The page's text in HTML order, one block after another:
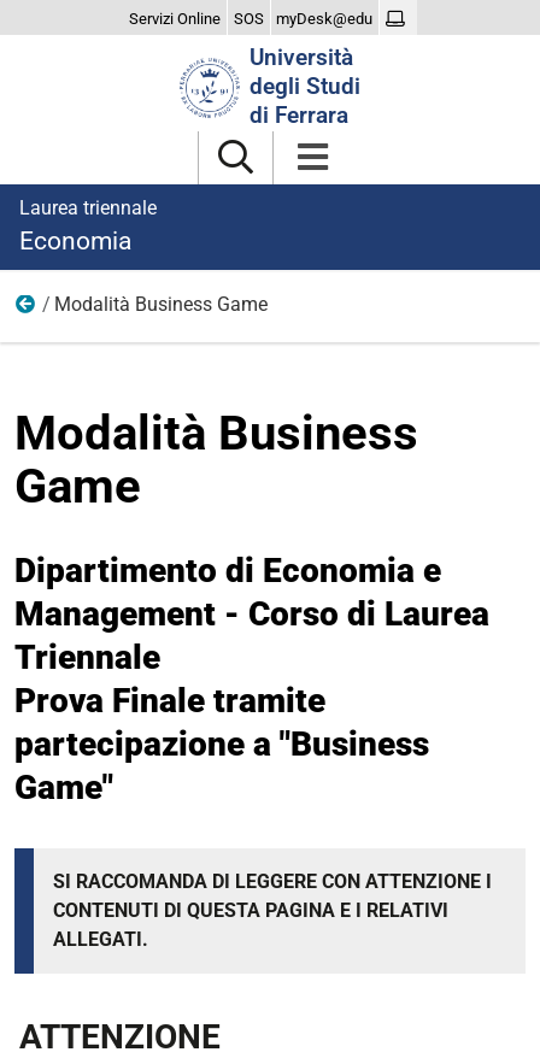
Servizi Online SOS myDesk@edu
Università
degli Studi
di Ferrara
Laurea triennale
Economia
Business Game
Modalità Business Game
Modalità Business
Game
Dipartimento di Economia e
Management - Corso di Laurea
Triennale
Prova Finale tramite
partecipazione a "Business
Game"
SI RACCOMANDA DI LEGGERE CON ATTENZIONE I
CONTENUTI DI QUESTA PAGINA E I RELATIVI
ALLEGATI.
ATTENZIONE